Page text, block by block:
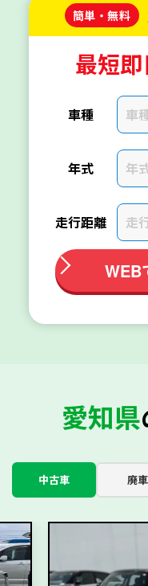
簡単・無料
最短
車種 車
年式 年
走行距離 走
WEB
愛知県
中古車 廃車